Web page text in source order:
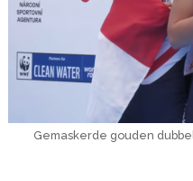
Gemaskerde gouden dubbel.